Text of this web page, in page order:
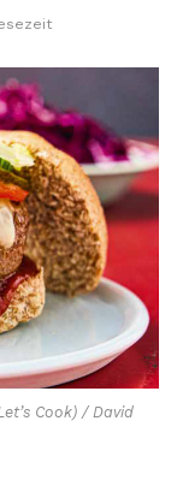
Cook) / David